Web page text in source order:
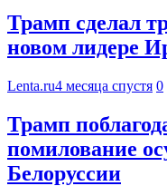
Трамп сделал
новом лидере
Lenta.ru4 месяца спустя 0
Трамп
помилование
Белоруссии